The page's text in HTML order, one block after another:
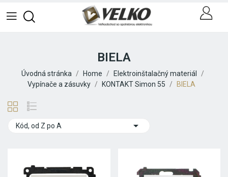
BIELA
Úvodná stránka Home
Elektroinštalačný materiál
Vypínače a zásuvky
KONTAKT Simon 55 BIELA
Kód, od Z po A 